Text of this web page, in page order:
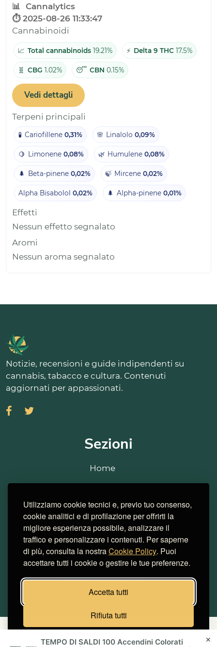
Utilizziamo cookie tecnici e, previo tuo consenso,
cookie analitici e di profilazione per offrirti la
migliore esperienza possibile, analizzare il
traffico e personalizzare i contenuti. Per saperne
di più, consulta la nostraCookie Policy. Puoi
accettare tutti i cookie o gestire le tue preferenze.
Accetta tutti
Rifiuta tutti
Gestisci preferenze
📊 Cannalytics
⏱️ 2025-08-26 11:33:47
Cannabinoidi
📈 Total cannabinoids 19.21% ⚡ Delta 9 THC 17.5%
🧬 CBG 1.02% 😴 CBN 0.15%
Vedi dettagli
Terpeni principali
🧪 Cariofillene 0,31% 🌸 Linalolo 0,09%
🍋 Limonene 0,08% 🌿 Humulene 0,08%
🌲 Beta-pinene 0,02% 🍃 Mircene 0,02%
Alpha Bisabolol 0,02% 🌲 Alpha-pinene 0,01%
Effetti
Nessun effetto segnalato
Aromi
Nessun aroma segnalato
Notizie, recensioni e guide indipendenti su
cannabis, tabacco e cultura. Contenuti
aggiornati per appassionati.
Sezioni
Home
Recensioni
Strains
Notizie
Consigli
Cookie
Simulatore risparmi
Miglior Hosting Italiano Cookie
TEMPO DI SALDI 100 Accendini Colorati
✕